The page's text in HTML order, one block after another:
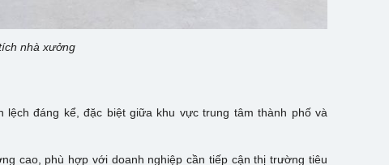
nhà xưởng
đáng kể, đặc biệt giữa khu vực trung tâm thành phố và
cao, phù hợp với doanh nghiệp cần tiếp cận thị trường tiêu